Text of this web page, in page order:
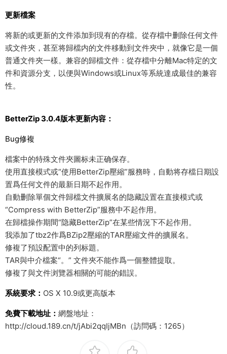
更新檔案
将新的或更新的文件添加到現有的存檔。從存檔中删除任何文件
或文件夾，甚至将歸檔内的文件移動到文件夾中，就像它是一個
普通文件夾一樣。兼容的歸檔文件：從存檔中分離Mac特定的文
件和資源分支，以便與Windows或Linux等系統達成最佳的兼容
性。
BetterZip 3.0.4版本更新内容：
Bug修複
檔案中的特殊文件夾圖标未正确保存。
使用直接模式或“使用BetterZip壓縮”服務時，自動将存檔日期設
置爲任何文件的最新日期不起作用。
自動删除單個文件歸檔文件擴展名的隐藏設置在直接模式或
“Compress with BetterZip”服務中不起作用。
在歸檔操作期間“隐藏BetterZip”在某些情況下不起作用。
我添加了tbz2作爲BZip2壓縮的TAR壓縮文件的擴展名。
修複了預設配置中的列标題。
TAR與中介檔案“。” 文件夾不能作爲一個整體提取。
修複了與文件浏覽器相關的可能的錯誤。
系統要求： OS X 10.9或更高版本
免費下載地址： 網盤地址：
http://cloud.189.cn/t/jAbi2qqIjMBn（訪問碼：1265）